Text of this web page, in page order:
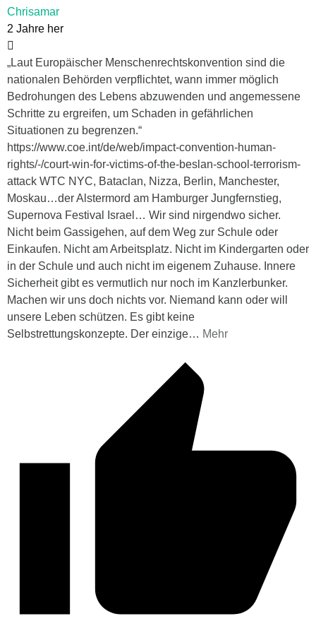
Chrisamar
2 Jahre her
„Laut Europäischer Menschenrechtskonvention sind die
nationalen Behörden verpflichtet, wann immer möglich
Bedrohungen des Lebens abzuwenden und angemessene
Schritte zu ergreifen, um Schaden in gefährlichen
Situationen zu begrenzen.“
https://www.coe.int/de/web/impact-convention-human-
rights/-/court-win-for-victims-of-the-beslan-school-terrorism-
attack WTC NYC, Bataclan, Nizza, Berlin, Manchester,
Moskau…der Alstermord am Hamburger Jungfernstieg,
Supernova Festival Israel… Wir sind nirgendwo sicher.
Nicht beim Gassigehen, auf dem Weg zur Schule oder
Einkaufen. Nicht am Arbeitsplatz. Nicht im Kindergarten oder
in der Schule und auch nicht im eigenem Zuhause. Innere
Sicherheit gibt es vermutlich nur noch im Kanzlerbunker.
Machen wir uns doch nichts vor. Niemand kann oder will
unsere Leben schützen. Es gibt keine
Selbstrettungskonzepte. Der einzige… Mehr